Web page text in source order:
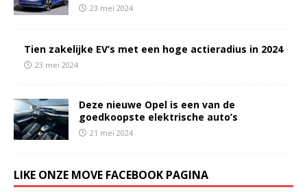
23 mei 2024
Tien zakelijke EV’s met een hoge actieradius in 2024
23 mei 2024
Deze nieuwe Opel is een van de
goedkoopste elektrische auto’s
21 mei 2024
LIKE ONZE MOVE FACEBOOK PAGINA